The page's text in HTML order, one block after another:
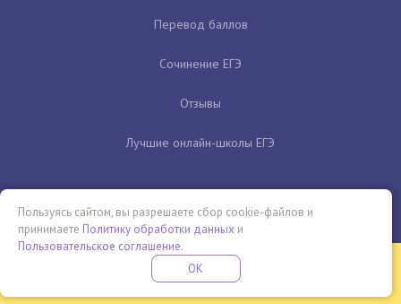
Перевод баллов
Сочинение ЕГЭ
Отзывы
Лучшие онлайн-школы ЕГЭ
Бесплатная летняя школа
ПРОВЕДИ ЭТО ЛЕТО С ПОЛЬЗОЙ
Пользуясь сайтом, вы разрешаете сбор cookie-файлов и
принимаете Политику обработки данных и
Пользовательское соглашение.
OK